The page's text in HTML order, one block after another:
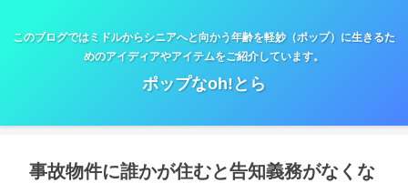
このブログではミドルからシニアへと向かう年齢を軽妙（ポップ）に生きるた
めのアイディアやアイテムをご紹介しています。
ポップなoh!とら
事故物件に誰かが住むと告知義務がなくな